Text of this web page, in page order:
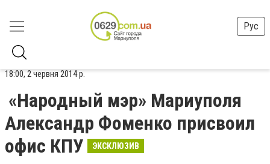
Рус
18:00, 2 червня 2014 р.
«Народный мэр» Мариуполя
Александр Фоменко присвоил
офис КПУ
ЭКСКЛЮЗИВ